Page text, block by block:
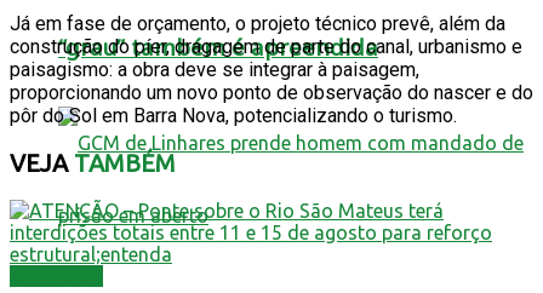
“grau” também é apreendida
Já em fase de orçamento, o projeto técnico prevê, além da
construção do píer, dragagem de parte do canal, urbanismo e
paisagismo: a obra deve se integrar à paisagem,
proporcionando um novo ponto de observação do nascer e do
pôr do Sol em Barra Nova, potencializando o turismo.
VEJATAMBÉM